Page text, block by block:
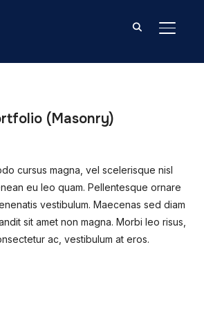
(Masonry)
cursus magna, vel scelerisque nisl
eu leo quam. Pellentesque ornare
vestibulum. Maecenas sed diam
sit amet non magna. Morbi leo risus,
ac, vestibulum at eros.